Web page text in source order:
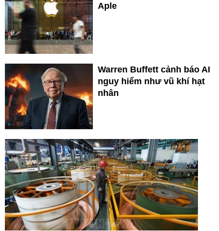
Aple
Warren Buffett cảnh báo AI
nguy hiểm như vũ khí hạt
nhân